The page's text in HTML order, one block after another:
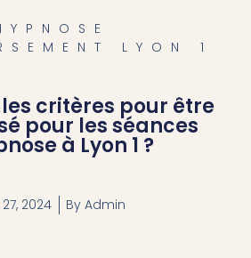
LYON 1
critères pour être
pour les séances
à Lyon 1 ?
2024 By Admin